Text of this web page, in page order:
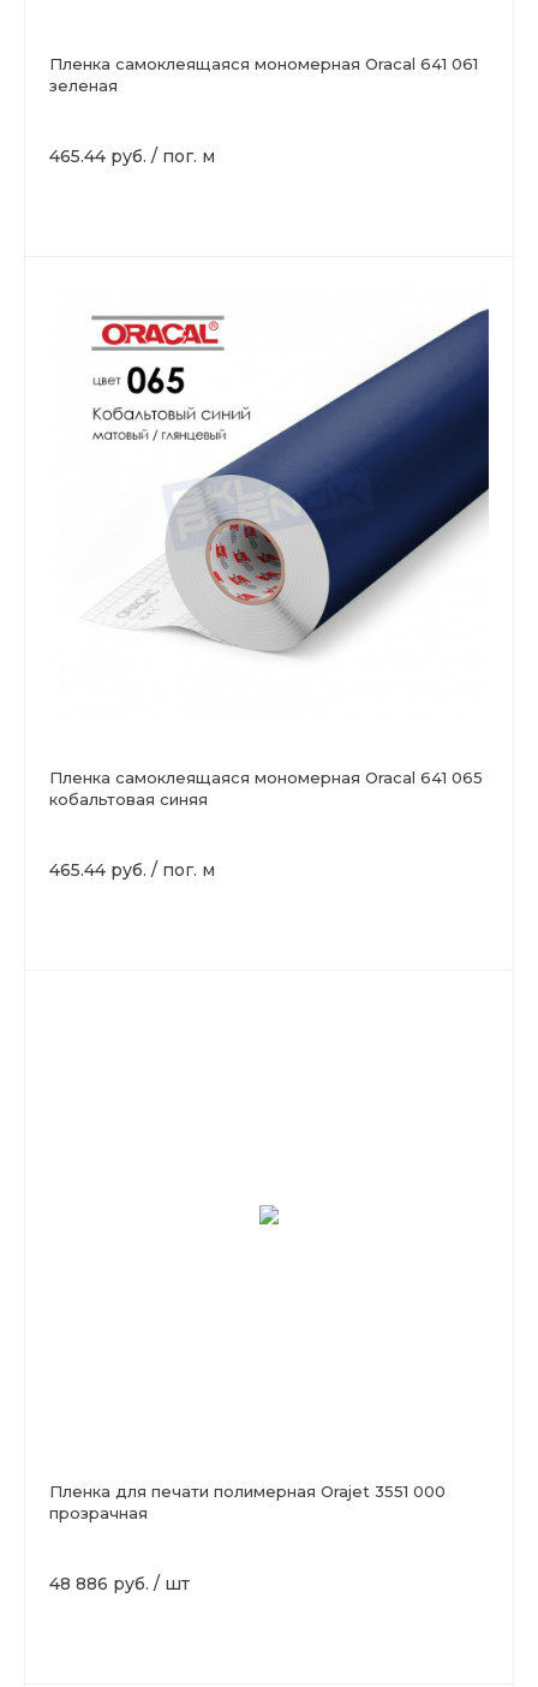
Пленка самоклеящаяся мономерная Oracal 641 061
зеленая
465.44 руб. / пог. м
Пленка самоклеящаяся мономерная Oracal 641 065
кобальтовая синяя
465.44 руб. / пог. м
Пленка для печати полимерная Orajet 3551 000
прозрачная
48 886 руб. / шт